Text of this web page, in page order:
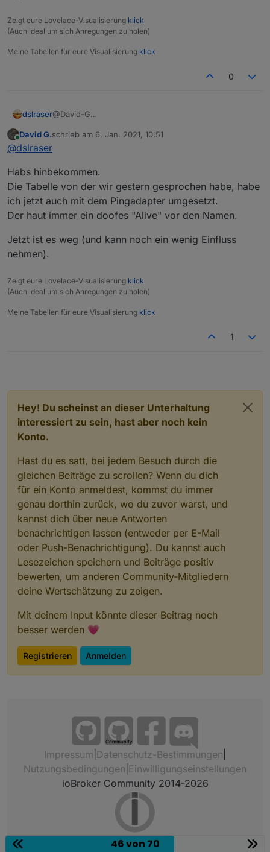
Zeigt eure Lovelace-Visualisierung klick
(Auch ideal um sich Anregungen zu holen)
Meine Tabellen für eure Visualisierung klick
0
dslraser@David-G
Bereiche extrahieren. Einfach den Baustein, also die
Blockly importieren.
Online
David G.schrieb am 6. Jan. 2021, 10:51
zuletzt editiert von
@dslraser
Habs hinbekommen.
Die Tabelle von der wir gestern gesprochen habe, habe
ich jetzt auch mit dem Pingadapter umgesetzt.
Der haut immer ein doofes "Alive" vor den Namen.
Jetzt ist es weg (und kann noch ein wenig Einfluss
nehmen).
Zeigt eure Lovelace-Visualisierung klick
(Auch ideal um sich Anregungen zu holen)
Meine Tabellen für eure Visualisierung klick
1
Hey! Du scheinst an dieser Unterhaltung
interessiert zu sein, hast aber noch kein
Konto.
Hast du es satt, bei jedem Besuch durch die
gleichen Beiträge zu scrollen? Wenn du dich
für ein Konto anmeldest, kommst du immer
genau dorthin zurück, wo du zuvor warst, und
kannst dich über neue Antworten
benachrichtigen lassen (entweder per E-Mail
oder Push-Benachrichtigung). Du kannst auch
Lesezeichen speichern und Beiträge positiv
bewerten, um anderen Community-Mitgliedern
deine Wertschätzung zu zeigen.
Mit deinem Input könnte dieser Beitrag noch
besser werden 💗
Registrieren Anmelden
Community
Impressum Datenschutz-Bestimmungen
Nutzungsbedingungen Einwilligungseinstellungen
ioBroker Community 2014-2026
46 von 70